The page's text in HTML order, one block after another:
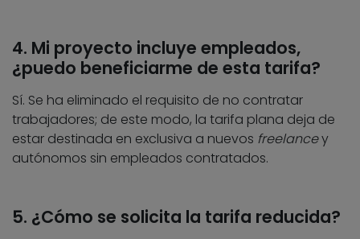
4. Mi proyecto incluye empleados,
¿puedo beneficiarme de esta tarifa?
Sí. Se ha eliminado el requisito de no contratar
trabajadores; de este modo, la tarifa plana deja de
estar destinada en exclusiva a nuevos freelancey
autónomos sin empleados contratados.
5. ¿Cómo se solicita la tarifa reducida?